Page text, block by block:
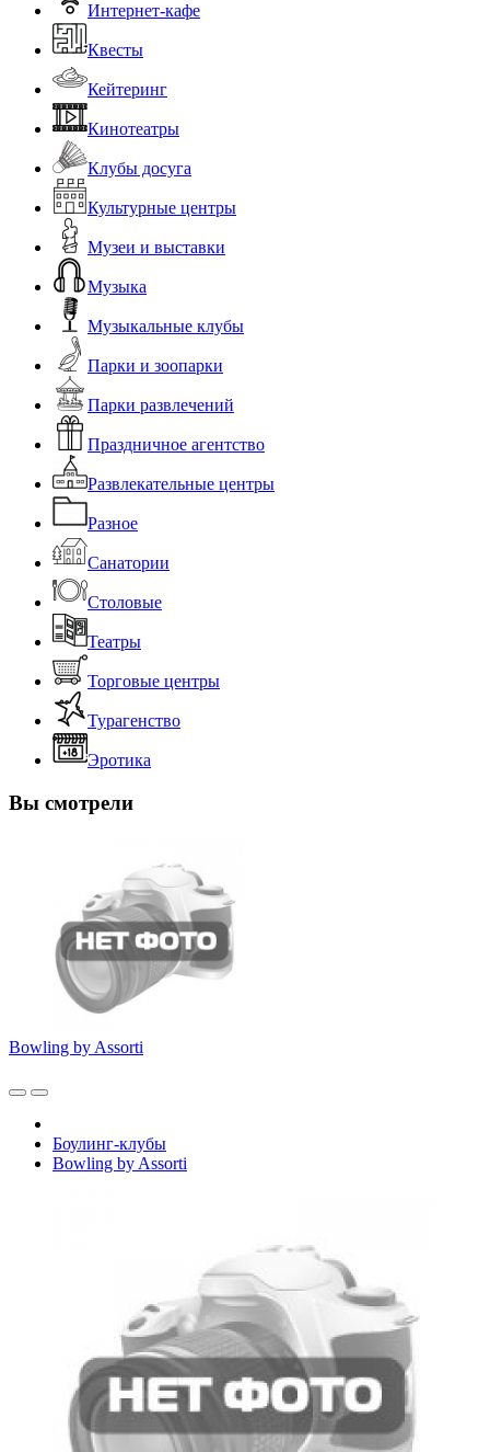
Интернет-кафе
Квесты
Кейтеринг
Кинотеатры
Клубы досуга
Культурные центры
Музеи и выставки
Музыка
Музыкальные клубы
Парки и зоопарки
Парки развлечений
Праздничное агентство
Развлекательные центры
Разное
Санатории
Столовые
Театры
Торговые центры
Турагенство
Эротика
Вы смотрели
Bowling by Assorti
Боулинг-клубы
Bowling by Assorti